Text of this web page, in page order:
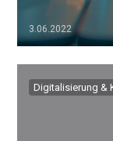
3.06.2022
Digitalisierung &